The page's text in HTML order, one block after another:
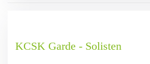
KCSK Garde - Solisten